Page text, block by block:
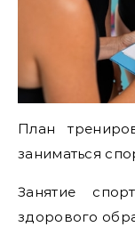
План
заниматься
Занятие
здорового